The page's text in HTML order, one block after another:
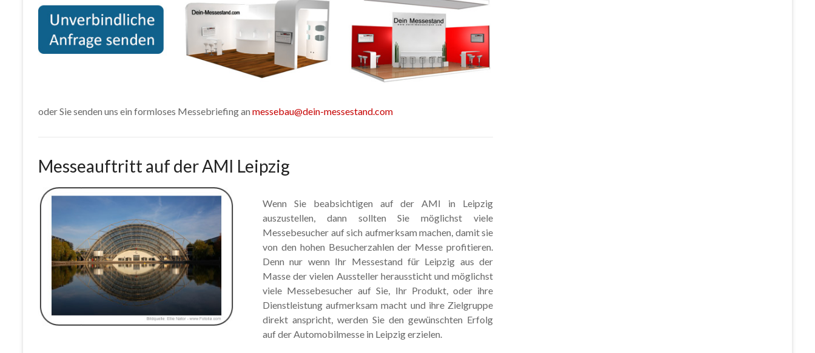
oder Sie senden uns ein formloses Messebriefing an messebau@dein-messestand.com
Messeauftritt auf der AMI Leipzig
Wenn Sie beabsichtigen auf der AMI in Leipzig
auszustellen, dann sollten Sie möglichst viele
Messebesucher auf sich aufmerksam machen, damit sie
von den hohen Besucherzahlen der Messe profitieren.
Denn nur wenn Ihr Messestand für Leipzig aus der
Masse der vielen Aussteller heraussticht und möglichst
viele Messebesucher auf Sie, Ihr Produkt, oder ihre
Dienstleistung aufmerksam macht und ihre Zielgruppe
direkt anspricht, werden Sie den gewünschten Erfolg
auf der Automobilmesse in Leipzig erzielen.